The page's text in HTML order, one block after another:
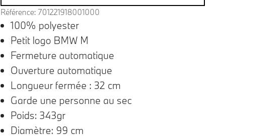
Référence: 701221918001000
100% polyester
Petit logo BMW M
Fermeture automatique
Ouverture automatique
Longueur fermée : 32 cm
Garde une personne au sec
Poids: 343gr
Diamètre: 99 cm